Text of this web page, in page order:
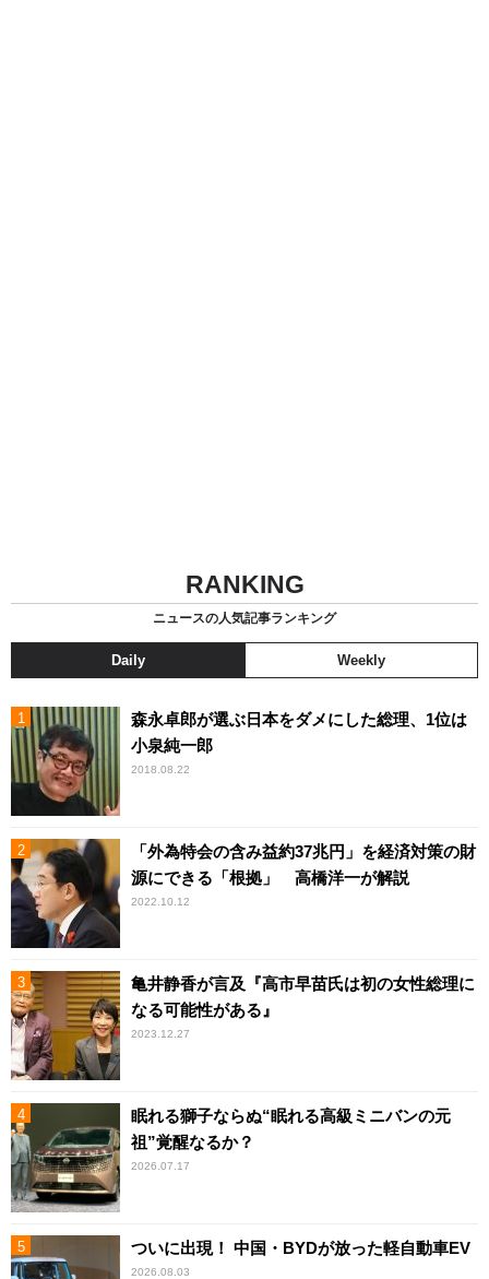
RANKING
ニュースの人気記事ランキング
Daily Weekly
森永卓郎が選ぶ日本をダメにした総理、1位は
小泉純一郎
2018.08.22
「外為特会の含み益約37兆円」を経済対策の財
源にできる「根拠」 高橋洋一が解説
2022.10.12
亀井静香が言及『高市早苗氏は初の女性総理に
なる可能性がある』
2023.12.27
眠れる獅子ならぬ“眠れる高級ミニバンの元
祖”覚醒なるか？
2026.07.17
ついに出現！ 中国・BYDが放った軽自動車EV
2026.08.03